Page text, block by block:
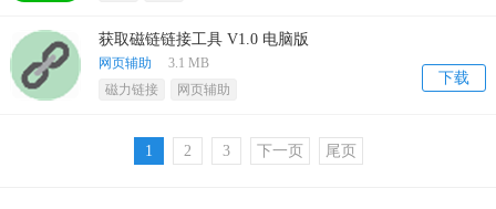
获取磁链链接工具 V1.0 电脑版
下载
网页辅助 3.1 MB
磁力链接
网页辅助
1 2 3 下一页 尾页